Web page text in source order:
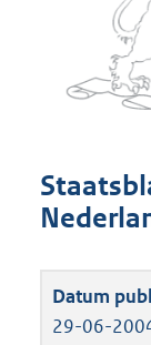
29-06-